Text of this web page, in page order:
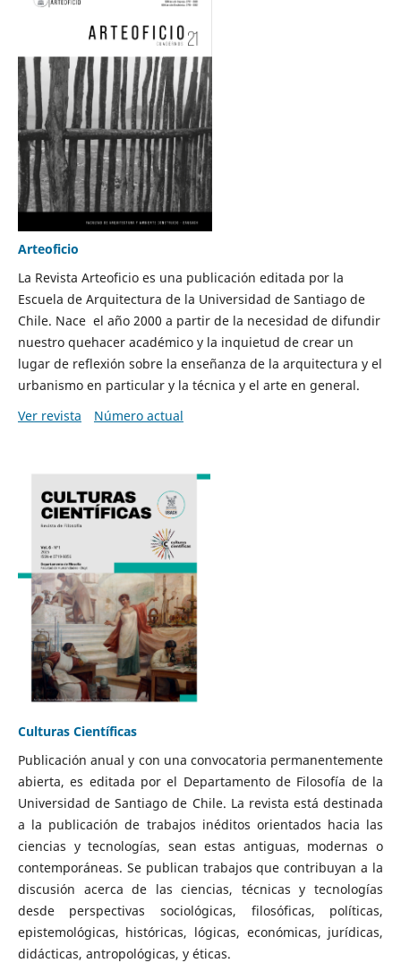
Arteoficio
La Revista Arteoficio es una publicación editada por la
Escuela de Arquitectura de la Universidad de Santiago de
Chile. Nace el año 2000 a partir de la necesidad de difundir
nuestro quehacer académico y la inquietud de crear un
lugar de reflexión sobre la enseñanza de la arquitectura y el
urbanismo en particular y la técnica y el arte en general.
Ver revista
Número actual
Culturas Científicas
Publicación anual y con una convocatoria permanentemente
abierta, es editada por el Departamento de Filosofía de la
Universidad de Santiago de Chile. La revista está destinada
a la publicación de trabajos inéditos orientados hacia las
ciencias y tecnologías, sean estas antiguas, modernas o
contemporáneas. Se publican trabajos que contribuyan a la
discusión acerca de las ciencias, técnicas y tecnologías
desde perspectivas sociológicas, filosóficas, políticas,
epistemológicas, históricas, lógicas, económicas, jurídicas,
didácticas, antropológicas, y éticas.